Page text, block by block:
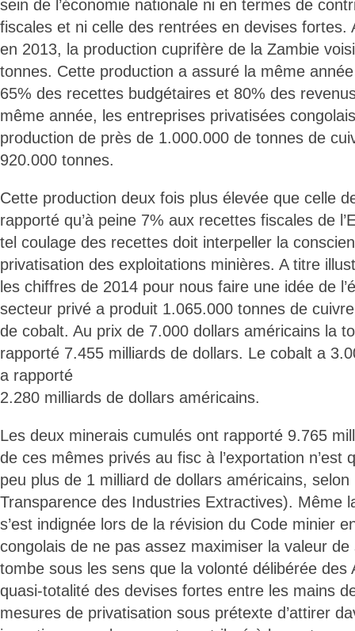
sein de l’économie nationale ni en termes de
fiscales et ni celle des rentrées en devises fortes.
en 2013, la production cuprifère de la Zambie
tonnes. Cette production a assuré la même
65% des recettes budgétaires et 80% des
même année, les entreprises privatisées
production de près de 1.000.000 de tonnes de
920.000 tonnes.
Cette production deux fois plus élevée que celle
rapporté qu’à peine 7% aux recettes fiscales de
tel coulage des recettes doit interpeller la
privatisation des exploitations minières. A titre
les chiffres de 2014 pour nous faire une idée de
secteur privé a produit 1.065.000 tonnes de
de cobalt. Au prix de 7.000 dollars américains la
rapporté 7.455 milliards de dollars. Le cobalt a
a rapporté
2.280 milliards de dollars américains.
Les deux minerais cumulés ont rapporté 9.765
de ces mêmes privés au fisc à l’exportation n’est
peu plus de 1 milliard de dollars américains, selon
Transparence des Industries Extractives). Même
s’est indignée lors de la révision du Code minier
congolais de ne pas assez maximiser la valeur
tombe sous les sens que la volonté délibérée des
quasi-totalité des devises fortes entre les mains
mesures de privatisation sous prétexte d’attirer